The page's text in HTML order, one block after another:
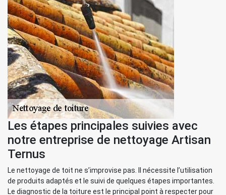
Les étapes principales suivies avec
notre entreprise de nettoyage Artisan
Ternus
Le nettoyage de toit ne s’improvise pas. Il nécessite l’utilisation
de produits adaptés et le suivi de quelques étapes importantes.
Le diagnostic de la toiture est le principal point à respecter pour